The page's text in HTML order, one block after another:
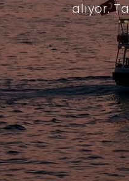
alıyor.